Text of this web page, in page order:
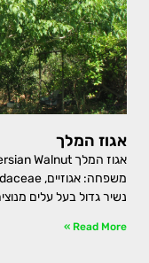
אגוז המלך
נשיר גדול בעל עלים
Read More »